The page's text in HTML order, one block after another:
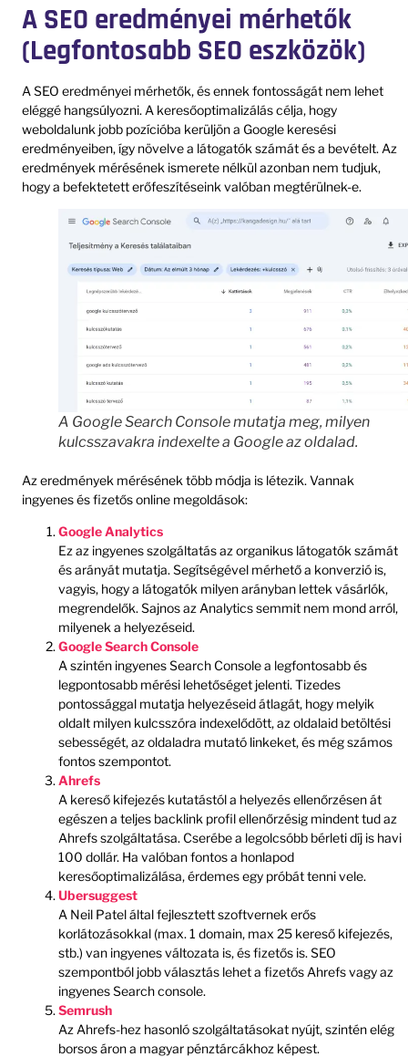
A SEO eredményei mérhetők
(Legfontosabb SEO eszközök)
A SEO eredményei mérhetők, és ennek fontosságát nem lehet
eléggé hangsúlyozni. A keresőoptimalizálás célja, hogy
weboldalunk jobb pozícióba kerüljön a Google keresési
eredményeiben, így növelve a látogatók számát és a bevételt. Az
eredmények mérésének ismerete nélkül azonban nem tudjuk,
hogy a befektetett erőfeszítéseink valóban megtérülnek-e.
A Google Search Console mutatja meg, milyen
kulcsszavakra indexelte a Google az oldalad.
Az eredmények mérésének több módja is létezik. Vannak
ingyenes és fizetős online megoldások:
Google Analytics
Ez az ingyenes szolgáltatás az organikus látogatók számát
és arányát mutatja. Segítségével mérhető a konverzió is,
vagyis, hogy a látogatók milyen arányban lettek vásárlók,
megrendelők. Sajnos az Analytics semmit nem mond arról,
milyenek a helyezéseid.
Google Search Console
A szintén ingyenes Search Console a legfontosabb és
legpontosabb mérési lehetőséget jelenti. Tizedes
pontossággal mutatja helyezéseid átlagát, hogy melyik
oldalt milyen kulcsszóra indexelődött, az oldalaid betöltési
sebességét, az oldaladra mutató linkeket, és még számos
fontos szempontot.
Ahrefs
A kereső kifejezés kutatástól a helyezés ellenőrzésen át
egészen a teljes backlink profil ellenőrzésig mindent tud az
Ahrefs szolgáltatása. Cserébe a legolcsóbb bérleti díj is havi
100 dollár. Ha valóban fontos a honlapod
keresőoptimalizálása, érdemes egy próbát tenni vele.
Ubersuggest
A Neil Patel által fejlesztett szoftvernek erős
korlátozásokkal (max. 1 domain, max 25 kereső kifejezés,
stb.) van ingyenes változata is, és fizetős is. SEO
szempontból jobb választás lehet a fizetős Ahrefs vagy az
ingyenes Search console.
Semrush
Az Ahrefs-hez hasonló szolgáltatásokat nyújt, szintén elég
borsos áron a magyar pénztárcákhoz képest.